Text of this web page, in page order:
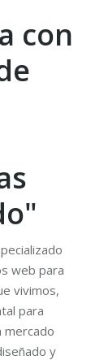
con
web para
vivimos,
para
mercado
y